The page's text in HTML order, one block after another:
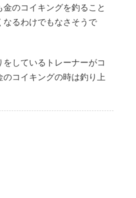
のコイキングを釣ること
るわけでもなさそうで
しているトレーナーがコ
コイキングの時は釣り上